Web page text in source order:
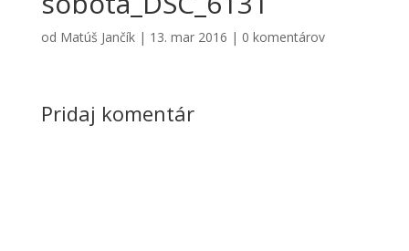
od Matúš Jančík| 13. mar 2016 | 0 komentárov
Pridaj komentár